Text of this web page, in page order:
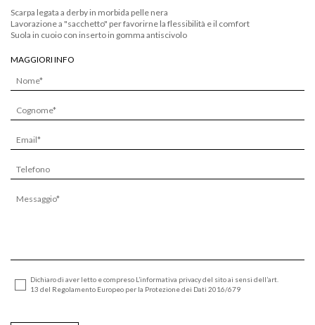
Scarpa legata a derby in morbida pelle nera
Lavorazione a "sacchetto" per favorirne la flessibilità e il comfort
Suola in cuoio con inserto in gomma antiscivolo
MAGGIORI INFO
Dichiaro di aver letto e compreso L’informativa privacy del sito ai sensi dell’art.
13 del Regolamento Europeo per la Protezione dei Dati 2016/679